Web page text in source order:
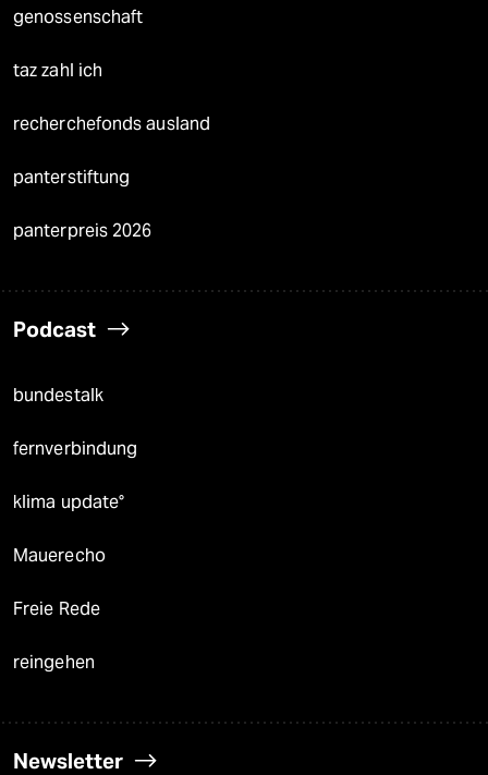
genossenschaft
taz zahl ich
recherchefonds ausland
panterstiftung
panterpreis 2026
Podcast
bundestalk
fernverbindung
klima update°
Mauerecho
Freie Rede
reingehen
Newsletter